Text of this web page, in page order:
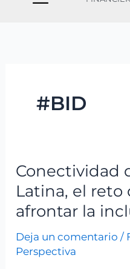
#BID
Conectividad
Latina, el reto
afrontar la
Deja un comentario /
Perspectiva
Conectividad
de
América
Latina,
el
reto